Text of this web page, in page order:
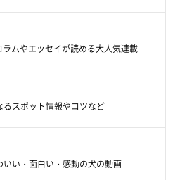
ムやエッセイが読める大人気連載
スポット情報やコツなど
い・面白い・感動の犬の動画